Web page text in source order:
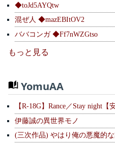
◆toJd5AYQtw
混ぜ人 ◆mazEBItOV2
ババコンガ ◆Ff7nWZGtso
もっと見る
YomuAA
【R-18G】Rance／Stay night【
伊藤誠の異世界モノ
(三次作品) やはり俺の悪魔的